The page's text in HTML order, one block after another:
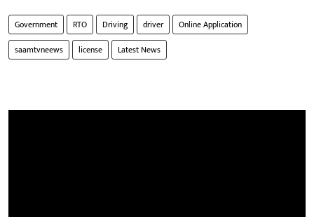
Government RTO Driving driver
Online Application
saamtvneews
license Latest News